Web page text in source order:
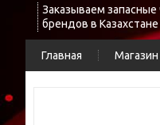
Заказываем запасные
брендов в Казахстане
Главная Магазин